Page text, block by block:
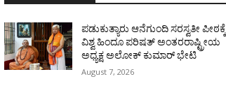
ಪಡುಕುತ್ಯಾರು ಆನೆಗುಂದಿ ಸರಸ್ವತೀ ಪೀಠಕ್ಕೆ
ವಿಶ್ವ ಹಿಂದೂ ಪರಿಷತ್ ಅಂತರರಾಷ್ಟ್ರೀಯ
ಅಧ್ಯಕ್ಷ ಅಲೋಕ್ ಕುಮಾರ್ ಭೇಟಿ
August 7, 2026